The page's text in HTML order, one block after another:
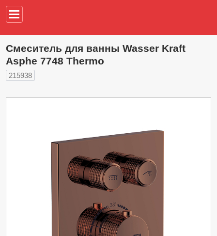
Смеситель для ванны Wasser Kraft
Asphe 7748 Thermo
215938